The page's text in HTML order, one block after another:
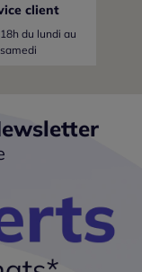
client
du lundi au
samedi